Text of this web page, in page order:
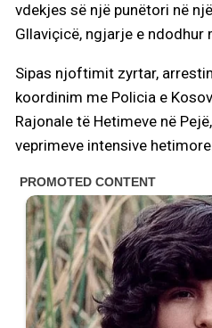
vdekjes së një punëtori në
Gllaviçicë, ngjarje e ndodhur
Sipas njoftimit zyrtar,
koordinim me Policia e
Rajonale të Hetimeve në
veprimeve intensive